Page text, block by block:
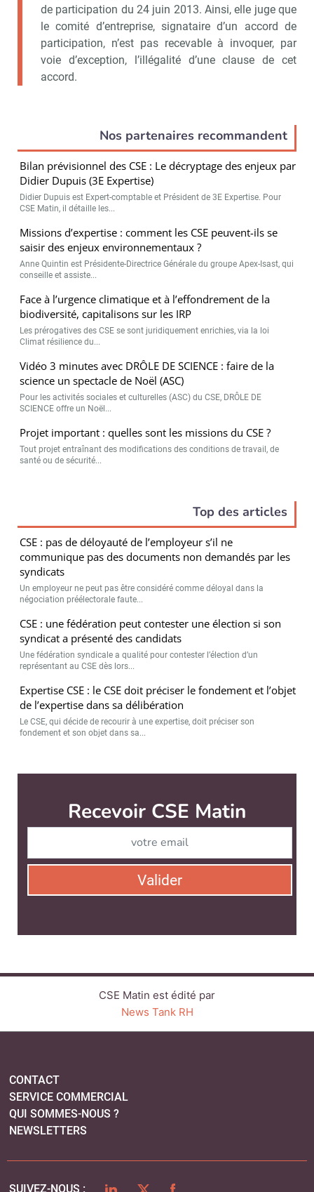
de participation du 24 juin 2013. Ainsi, elle juge que
le comité d’entreprise, signataire d’un accord de
participation, n’est pas recevable à invoquer, par
voie d’exception, l’illégalité d’une clause de cet
accord.
Nos partenaires recommandent
Bilan prévisionnel des CSE : Le décryptage des enjeux par
Didier Dupuis (3E Expertise)
Didier Dupuis est Expert-comptable et Président de 3E Expertise. Pour
CSE Matin, il détaille les...
Missions d’expertise : comment les CSE peuvent-ils se
saisir des enjeux environnementaux ?
Anne Quintin est Présidente-Directrice Générale du groupe Apex-Isast, qui
conseille et assiste...
Face à l’urgence climatique et à l’effondrement de la
biodiversité, capitalisons sur les IRP
Les prérogatives des CSE se sont juridiquement enrichies, via la loi
Climat résilience du...
Vidéo 3 minutes avec DRÔLE DE SCIENCE : faire de la
science un spectacle de Noël (ASC)
Pour les activités sociales et culturelles (ASC) du CSE, DRÔLE DE
SCIENCE offre un Noël...
Projet important : quelles sont les missions du CSE ?
Tout projet entraînant des modifications des conditions de travail, de
santé ou de sécurité...
Top des articles
CSE : pas de déloyauté de l’employeur s’il ne
communique pas des documents non demandés par les
syndicats
Un employeur ne peut pas être considéré comme déloyal dans la
négociation préélectorale faute...
CSE : une fédération peut contester une élection si son
syndicat a présenté des candidats
Une fédération syndicale a qualité pour contester l’élection d’un
représentant au CSE dès lors...
Expertise CSE : le CSE doit préciser le fondement et l’objet
de l’expertise dans sa délibération
Le CSE, qui décide de recourir à une expertise, doit préciser son
fondement et son objet dans sa...
Recevoir CSE Matin
Valider
Non merci, je reçois déjà
!
Je déciderai plus
tard
CSE Matin est édité par
QUI SOMMES-NOUS ?
LINKEDINTWITTERFACEBOOK
MENTIONS LÉGALES
POLITIQUE DE CONFIDENTIALITÉ
COOKIES